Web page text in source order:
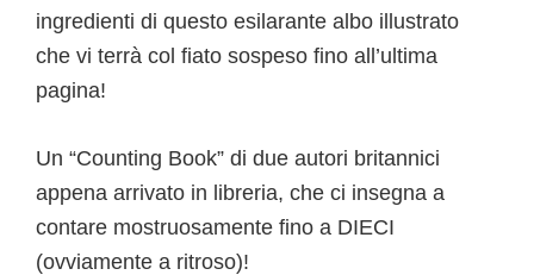
ingredienti di questo esilarante albo illustrato
che vi terrà col fiato sospeso fino all’ultima
pagina!
Un “Counting Book” di due autori britannici
appena arrivato in libreria, che ci insegna a
contare mostruosamente fino a DIECI
(ovviamente a ritroso)!